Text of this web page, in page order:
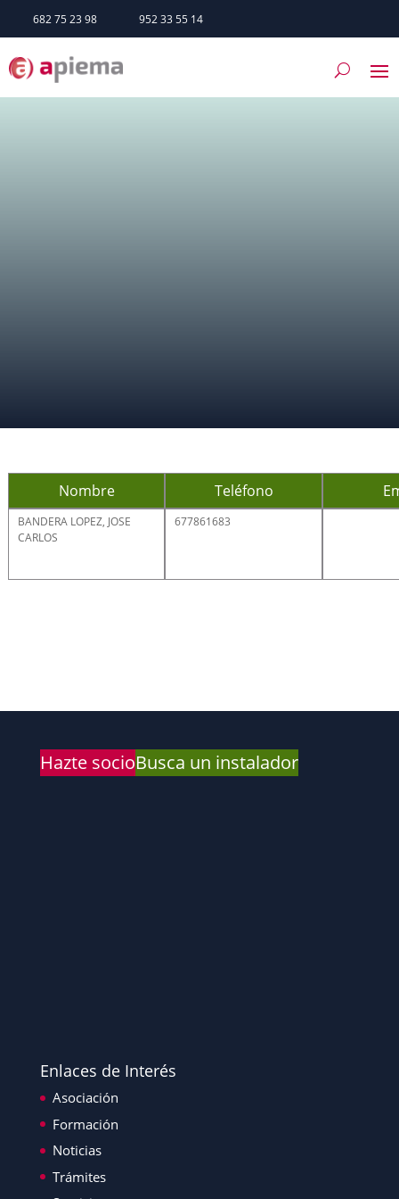
682 75 23 98 952 33 55 14
Nombre
BANDERA LOPEZ, JOSE
CARLOS
Teléfono
677861683
Hazte socioBusca un instalador
Enlaces de Interés
Asociación
Formación
Noticias
Trámites